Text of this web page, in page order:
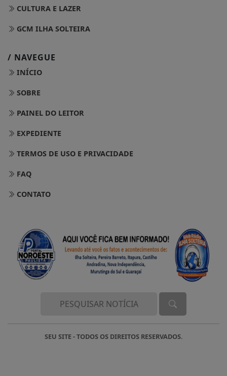
CULTURA E LAZER
GCM ILHA SOLTEIRA
/ NAVEGUE
INÍCIO
SOBRE
PAINEL DO LEITOR
EXPEDIENTE
TERMOS DE USO E PRIVACIDADE
FAQ
CONTATO
SEU SITE - TODOS OS DIREITOS RESERVADOS.